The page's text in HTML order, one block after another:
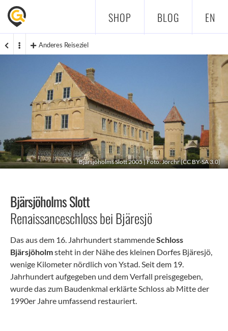
SHOP BLOG EN
Anderes Reiseziel
Bjärsjöholms Slott 2005 | Foto:Jorchr(CC BY-SA 3.0)
Bjärsjöholms Slott
Renaissanceschloss bei Bjäresjö
Das aus dem 16. Jahrhundert stammendeSchloss
Bjärsjöholmsteht in der Nähe des kleinen Dorfes Bjäresjö,
wenige Kilometer nördlich von Ystad. Seit dem 19.
Jahrhundert aufgegeben und dem Verfall preisgegeben,
wurde das zum Baudenkmal erklärte Schloss ab Mitte der
1990er Jahre umfassend restauriert.